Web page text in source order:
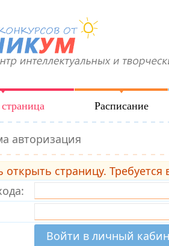
Расписание
авторизация
открыть страницу. Требуется